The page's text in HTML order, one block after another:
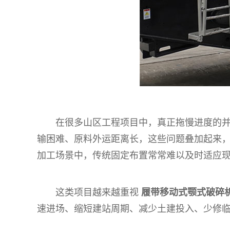
在很多山区工程项目中，真正拖慢进度的
输困难、原料外运距离长，这些问题叠加起来
加工场景中，传统固定布置常常难以及时适应
这类项目越来越重视 履带移动式颚式破碎
速进场、缩短建站周期、减少土建投入、少修